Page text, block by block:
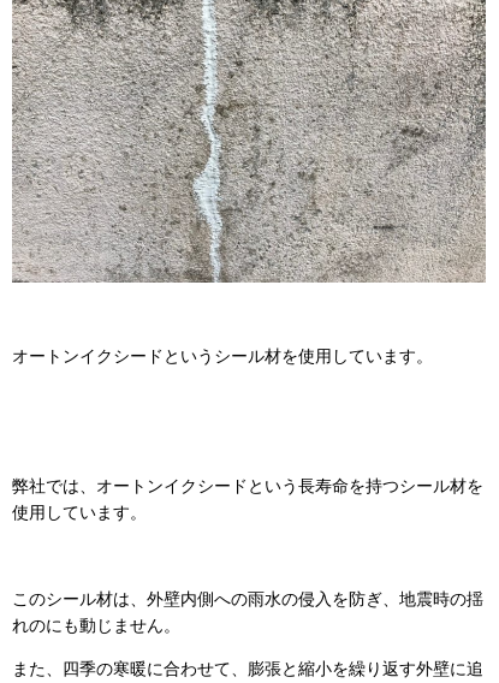
オートンイクシードというシール材を使用しています。
弊社では、オートンイクシードという長寿命を持つシール材を
使用しています。
このシール材は、外壁内側への雨水の侵入を防ぎ、地震時の揺
れのにも動じません。
また、四季の寒暖に合わせて、膨張と縮小を繰り返す外壁に追